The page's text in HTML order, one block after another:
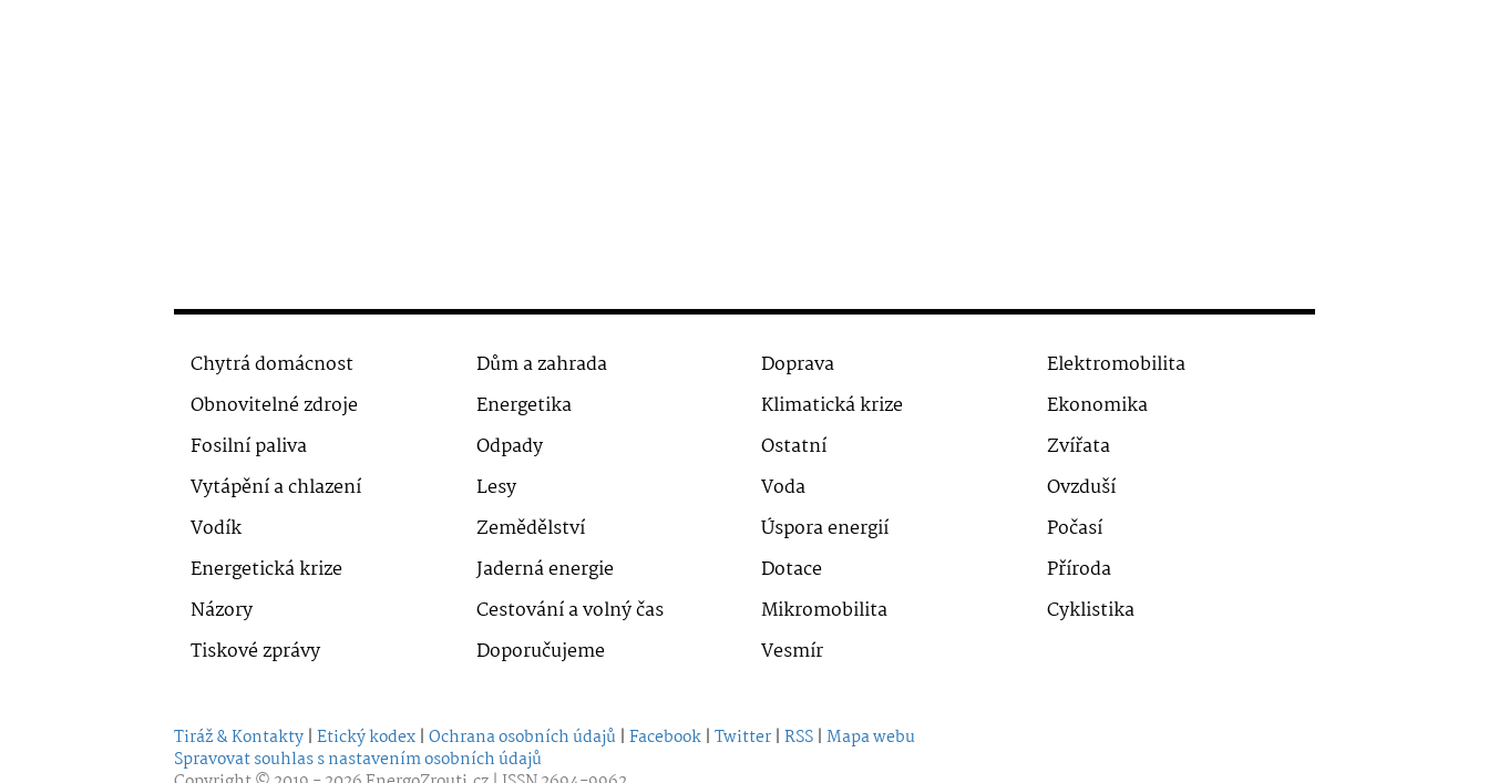
Chytrá domácnost Dům a zahrada Doprava
Elektromobilita
Obnovitelné zdroje
Energetika Klimatická krize
Ekonomika
Fosilní paliva
Odpady Ostatní
Zvířata
Vytápění a chlazení
Lesy Voda
Ovzduší
Vodík
Zemědělství Úspora energií
Počasí
Energetická krize
Jaderná energie Dotace
Příroda
Názory
Cestování a volný čas Mikromobilita
Cyklistika
Tiskové zprávy
Doporučujeme Vesmír
Tiráž & Kontakty | Etický kodex | Ochrana osobních údajů | Facebook | Twitter | RSS | Mapa webu
Spravovat souhlas s nastavením osobních údajů